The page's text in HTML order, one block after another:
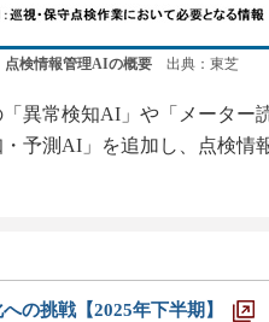
点検情報管理AIの概要出典：東芝
異常検知AI」や「メーター
予測AI」を追加し、点検情
の挑戦【2025年下半期】